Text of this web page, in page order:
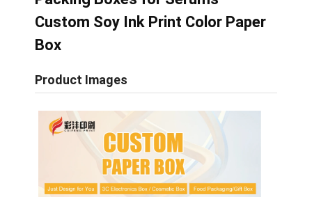
Custom Soy Ink Print Color Paper
Box
Product Images